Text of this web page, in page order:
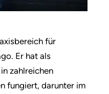
für
Er hat als
zahlreichen
fungiert, darunter im